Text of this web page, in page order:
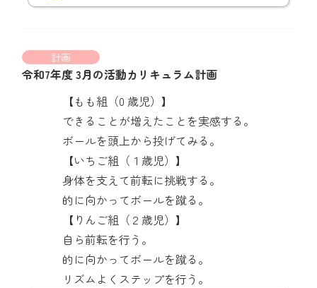
計画
令和7年度 3月の活動カリキュラム計画
【もも組（0 歳児）】
できることが増えたことを実感する。
ボールを頭上から投げてみる。
【いちご組（１歳児）】
身体を支えて前転に挑戦する。
的に向かってボールを蹴る。
【りんご組（２歳児）】
自ら前転を行う。
的に向かってボールを蹴る。
リズムよくステップを行う。